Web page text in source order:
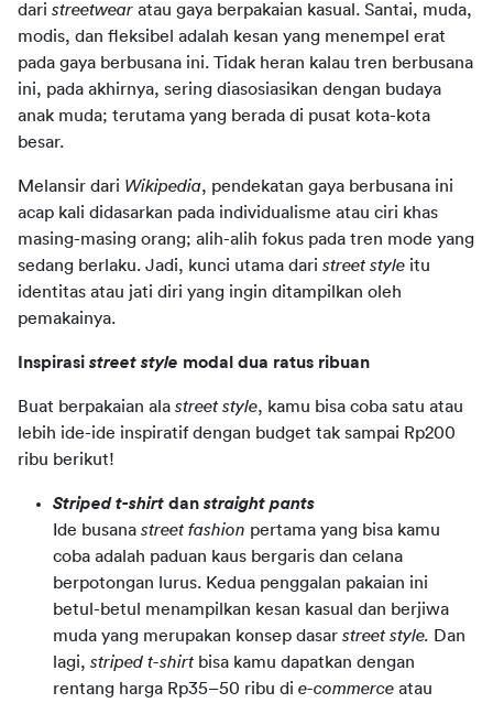
dari streetwear atau gaya berpakaian kasual. Santai, muda,
modis, dan fleksibel adalah kesan yang menempel erat
pada gaya berbusana ini. Tidak heran kalau tren berbusana
ini, pada akhirnya, sering diasosiasikan dengan budaya
anak muda; terutama yang berada di pusat kota-kota
besar.
Melansir dari Wikipedia, pendekatan gaya berbusana ini
acap kali didasarkan pada individualisme atau ciri khas
masing-masing orang; alih-alih fokus pada tren mode yang
sedang berlaku. Jadi, kunci utama dari street style itu
identitas atau jati diri yang ingin ditampilkan oleh
pemakainya.
Inspirasi street style modal dua ratus ribuan
Buat berpakaian ala street style, kamu bisa coba satu atau
lebih ide-ide inspiratif dengan budget tak sampai Rp200
ribu berikut!
Striped t-shirt danstraight pants
Ide busana street fashion pertama yang bisa kamu
coba adalah paduan kaus bergaris dan celana
berpotongan lurus. Kedua penggalan pakaian ini
betul-betul menampilkan kesan kasual dan berjiwa
muda yang merupakan konsep dasar street style. Dan
lagi, striped t-shirt bisa kamu dapatkan dengan
rentang harga Rp35–50 ribu di e-commerce atau